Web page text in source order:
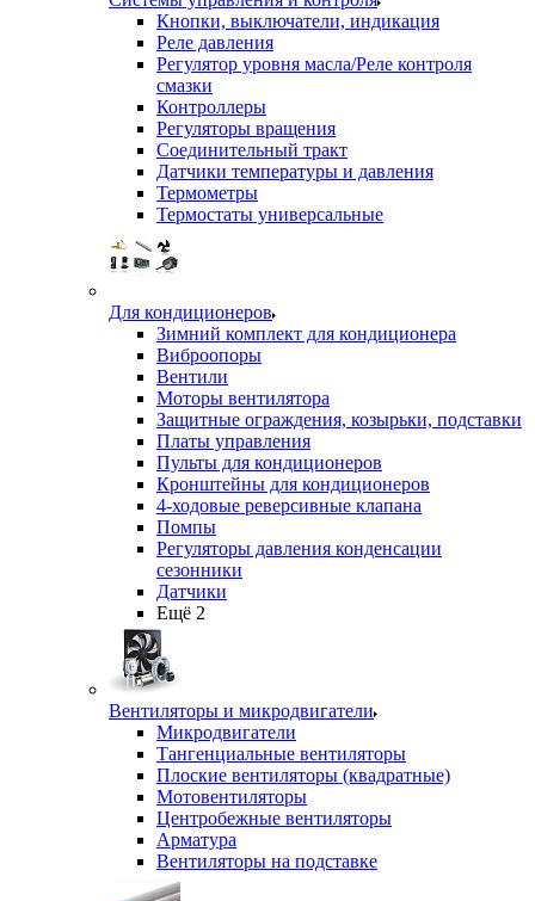
Кнопки, выключатели, индикация
Реле давления
Регулятор уровня масла/Реле контроля
смазки
Контроллеры
Регуляторы вращения
Соединительный тракт
Датчики температуры и давления
Термометры
Термостаты универсальные
Для кондиционеров
Зимний комплект для кондиционера
Виброопоры
Вентили
Моторы вентилятора
Защитные ограждения, козырьки, подставки
Платы управления
Пульты для кондиционеров
Кронштейны для кондиционеров
4-ходовые реверсивные клапана
Помпы
Регуляторы давления конденсации
сезонники
Датчики
Ещё 2
Вентиляторы и микродвигатели
Микродвигатели
Тангенциальные вентиляторы
Плоские вентиляторы (квадратные)
Мотовентиляторы
Центробежные вентиляторы
Арматура
Вентиляторы на подставке